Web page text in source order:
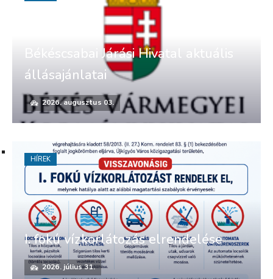
Békéscsabai Járási Hivatal aktuális
állásajánlatai
2026. augusztus 03.
I. fokú vízkorlátozás elrendelése
2026. július 31.
HÍREK